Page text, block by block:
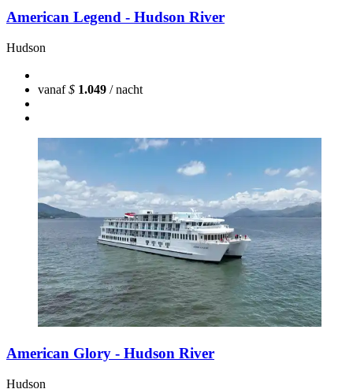
American Legend - Hudson River
Hudson
vanaf$ 1.049 / nacht
American Glory - Hudson River
Hudson